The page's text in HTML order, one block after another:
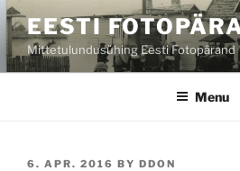
Skip
to
content
EESTI
Mittetulundusühing Eesti Fotopärand
Menu
POSTED
6. APR. 2016 BY DDON